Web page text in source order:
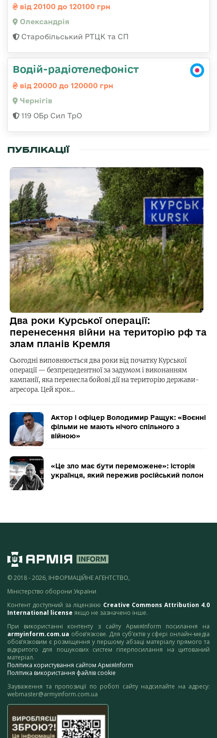
від 20100 до 120100 грн
Олександрія
Старобільський РТЦК та СП
Водій-радіотелефоніст
від 20000 до 120000 грн
Чернігів
119 ОБр Сил ТрО
ПУБЛІКАЦІЇ
Два роки Курської операції:
перенесення війни на територію рф та
злам планів Кремля
Сьогодні виповнюється два роки від початку Курської
операції — безпрецедентної за задумом і виконанням
кампанії, яка перенесла бойові дії на територію держави-
агресора. Цей крок…
Актор і офіцер Володимир Ращук: «Воєнні
фільми не мають нічого спільного з
війною»
«Це зло має бути переможене»: історія
українця, який пережив російський полон
© 2018 - 2026, ІНФОРМАЦІЙНЕ АГЕНТСТВО,
Міністерство оборони України
Контент доступний за ліцензією Creative Commons Attribution 4.0
International license якщо не зазначено інше.
При використанні контенту з сайту АрміяInform посилання на
armyinform.com.ua обов’язкове. Для суб’єктів у сфері онлайн-медіа
обов’язковим є розміщення у першому абзаці матеріалу прямого та
відкритого для пошукових систем гіперпосилання на цитований
матеріал.
Політика користування сайтом АрміяInform
Політика використання файлів cookie
Зауваження та пропозиції по роботі сайту надсилайте на адресу:
webmaster@armyinform.com.ua